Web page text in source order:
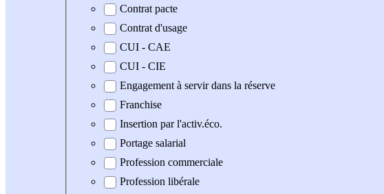
Contrat pacte
Contrat d'usage
CUI - CAE
CUI - CIE
Engagement à servir dans la réserve
Franchise
Insertion par l'activ.éco.
Portage salarial
Profession commerciale
Profession libérale